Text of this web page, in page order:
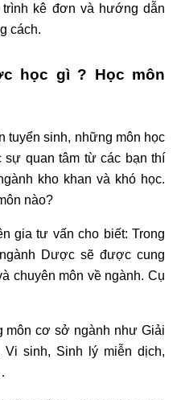
kê đơn và hướng dẫn
cách.
học gì ? Học môn
tuyển sinh, những môn học
quan tâm từ các bạn thí
kho khan và khó học.
nào?
gia tư vấn cho biết: Trong
Dược sẽ được cung
chuyên môn về ngành. Cụ
môn cơ sở ngành như Giải
Vi sinh, Sinh lý miễn dịch,